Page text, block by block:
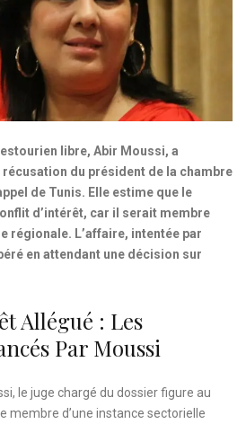
libre, Abir Moussi, a
du président de la chambre
de Tunis. Elle estime que le
d’intérêt, car il serait membre
régionale. L’affaire, intentée par
en attendant une décision sur
Allégué : Les
Par Moussi
le juge chargé du dossier figure au
membre d’une instance sectorielle